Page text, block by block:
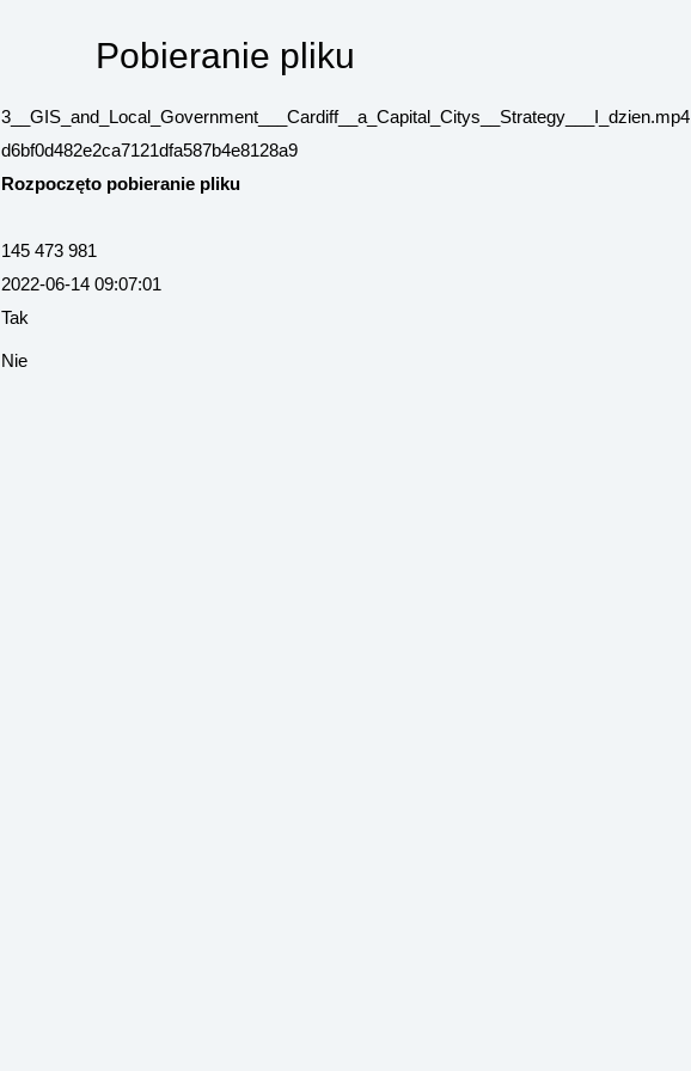
Pobieranie pliku
3__GIS_and_Local_Government___Cardiff__a_Capital_Citys__Strategy___I_dzien.mp4
d6bf0d482e2ca7121dfa587b4e8128a9
Rozpoczęto pobieranie pliku
145 473 981
2022-06-14 09:07:01
Tak
Nie